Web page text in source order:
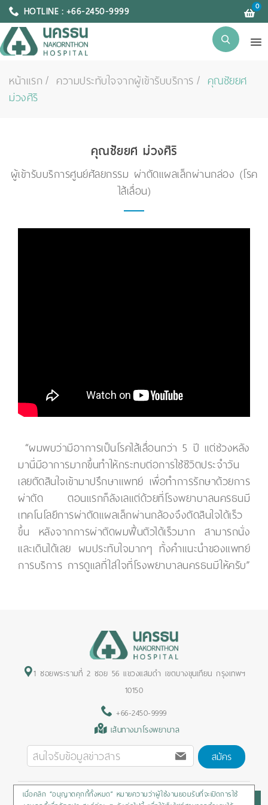
HOTLINE : +66-2450-9999 0
หน้าแรก ความประทับใจจากผู้เข้ารับบริการ
คุณชัยยศ
ม่วงศิริ
คุณชัยยศ ม่วงศิริ
ผู้เข้ารับบริการศูนย์ศัลยกรรม ผ่าตัดแผลเล็กผ่านกล่อง (โรค
ไส้เลื่อน)
“ผมพบว่ามีอาการเป็นโรคไส้เลื่อนกว่า 5 ปี แต่ช่วงหลัง
มานี่มีอาการมากขึ้นทำให้กระทบต่อการใช้ชีวิตประจำวัน
เลยตัดสินใจเข้ามาปรึกษาแพทย์ เพื่อทำการรักษาด้วยการ
ผ่าตัด ตอนแรกก็ลังเลแต่ด้วยที่โรงพยาบาลนครธนมี
เทคโนโลยีการผ่าตัดแผลเล็กผ่านกล้องจึงตัดสินใจได้เร็ว
ขึ้น หลังจากการผ่าตัดผมฟื้นตัวได้เร็วมาก สามารถนั่ง
และเดินได้เลย ผมประทับใจมากๆ ทั้งคำแนะนำของแพทย์
การบริการ การดูแลที่ใส่ใจที่โรงพยาบาลนครธนมีให้ครับ”
1 ซอยพระรามที่ 2 ซอย 56 แขวงแสมดำ เขตบางขุนเทียน กรุงเทพฯ
10150
+66-2450-9999
เส้นทางมาโรงพยาบาล
สมัคร
Privacy Policy/Cookies Policy/Sitemap/สิทธิผู้ป่วย
เมื่อคลิก “อนุญาตคุกกี้ทั้งหมด” หมายความว่าผู้ใช้งานยอมรับที่จะเปิดการใช้